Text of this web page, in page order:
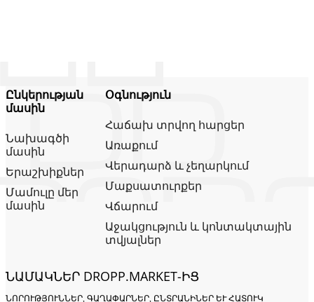
Ընկերության
մասին
Նախագծի
մասին
Երաշխիքներ
Մամուլը մեր
մասին
Օգնություն
Հաճախ տրվող հարցեր
Առաքում
Վերադարձ և չեղարկում
Մաքսատուրքեր
Վճարում
Աջակցություն և կոնտակտային
տվյալներ
ՆԱՄԱԿՆԵՐ DROPP.MARKET-ԻՑ
ՆՈՐՈՒԹՅՈՒՆՆԵՐ, ԳԱՂԱՓԱՐՆԵՐ, ԸՆՏՐԱՆԻՆԵՐ ԵՒ ՀԱՏՈՒԿ Ա